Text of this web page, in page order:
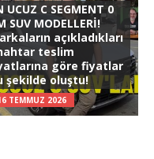
UCUZ C SEGMENT 0
SUV MODELLERİ!
açıkladıkları
teslim
göre fiyatlar
şekilde oluştu!
TEMMUZ 2026